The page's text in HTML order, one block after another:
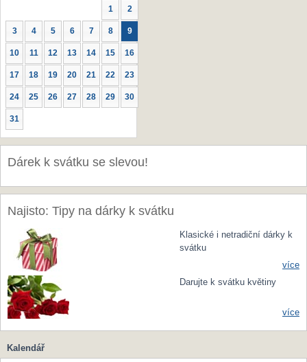
1 2
3 4 5 6 7 8 9
10 11 12 13 14 15 16
17 18 19 20 21 22 23
24 25 26 27 28 29 30
31
Dárek k svátku se slevou!
Najisto: Tipy na dárky k svátku
Klasické i netradiční dárky k
svátku
více
Darujte k svátku květiny
více
Kalendář